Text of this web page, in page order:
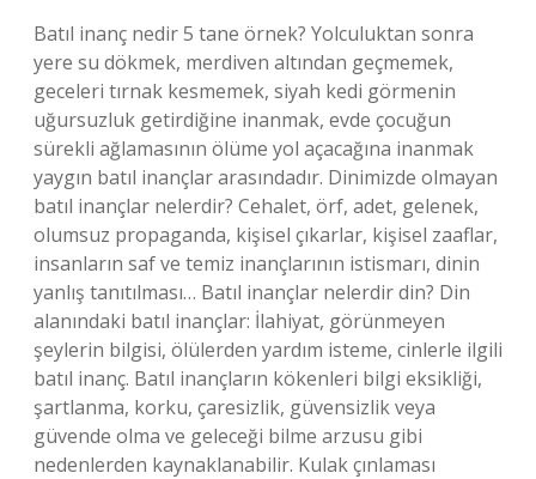
Batıl inanç nedir 5 tane örnek? Yolculuktan sonra
yere su dökmek, merdiven altından geçmemek,
geceleri tırnak kesmemek, siyah kedi görmenin
uğursuzluk getirdiğine inanmak, evde çocuğun
sürekli ağlamasının ölüme yol açacağına inanmak
yaygın batıl inançlar arasındadır. Dinimizde olmayan
batıl inançlar nelerdir? Cehalet, örf, adet, gelenek,
olumsuz propaganda, kişisel çıkarlar, kişisel zaaflar,
insanların saf ve temiz inançlarının istismarı, dinin
yanlış tanıtılması… Batıl inançlar nelerdir din? Din
alanındaki batıl inançlar: İlahiyat, görünmeyen
şeylerin bilgisi, ölülerden yardım isteme, cinlerle ilgili
batıl inanç. Batıl inançların kökenleri bilgi eksikliği,
şartlanma, korku, çaresizlik, güvensizlik veya
güvende olma ve geleceği bilme arzusu gibi
nedenlerden kaynaklanabilir. Kulak çınlaması